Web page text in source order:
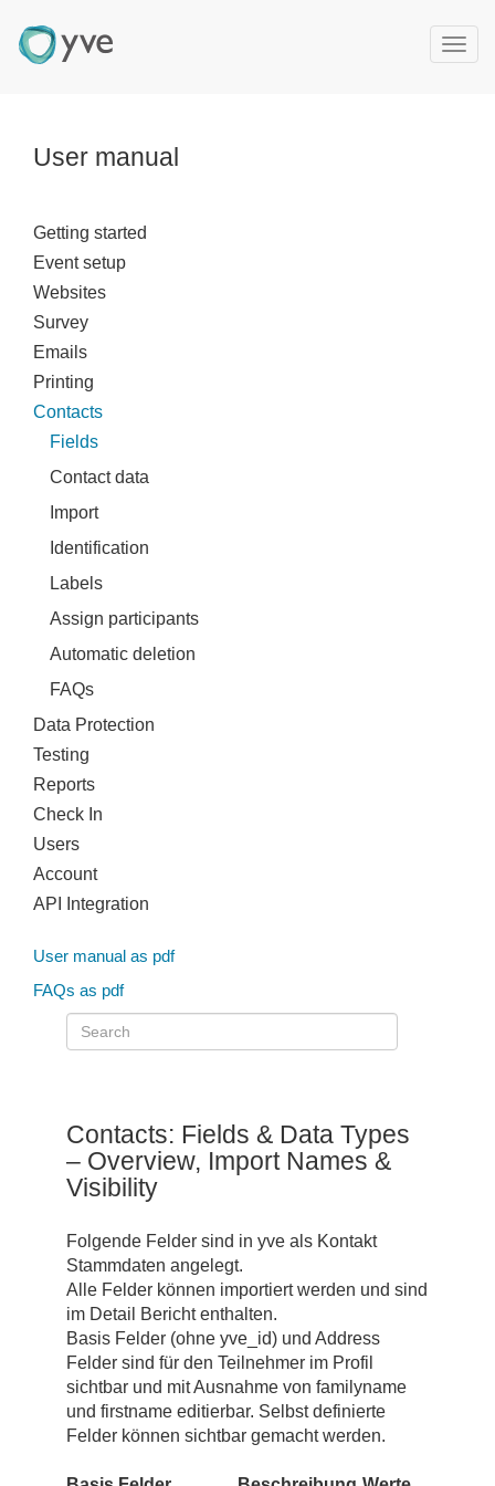
T
User manual
Getting started
Event setup
Websites
Survey
Emails
Printing
Contacts
Fields
Contact data
Import
Identification
Labels
Assign participants
Automatic deletion
FAQs
Data Protection
Testing
Reports
Check In
Users
Account
API Integration
User manual as pdf
FAQs as pdf
Contacts: Fields & Data Types
– Overview, Import Names &
Visibility
Folgende Felder sind in yve als Kontakt
Stammdaten angelegt.
Alle Felder können importiert werden und sind
im Detail Bericht enthalten.
Basis Felder (ohne yve_id) und Address
Felder sind für den Teilnehmer im Profil
sichtbar und mit Ausnahme von familyname
und firstname editierbar. Selbst definierte
Felder können sichtbar gemacht werden.